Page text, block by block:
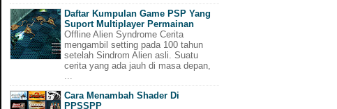
Daftar Kumpulan Game PSP Yang
Suport Multiplayer Permainan
Offline Alien Syndrome Cerita
mengambil setting pada 100 tahun
setelah Sindrom Alien asli. Suatu
cerita yang ada jauh di masa depan,
...
Cara Menambah Shader Di
PPSSPP